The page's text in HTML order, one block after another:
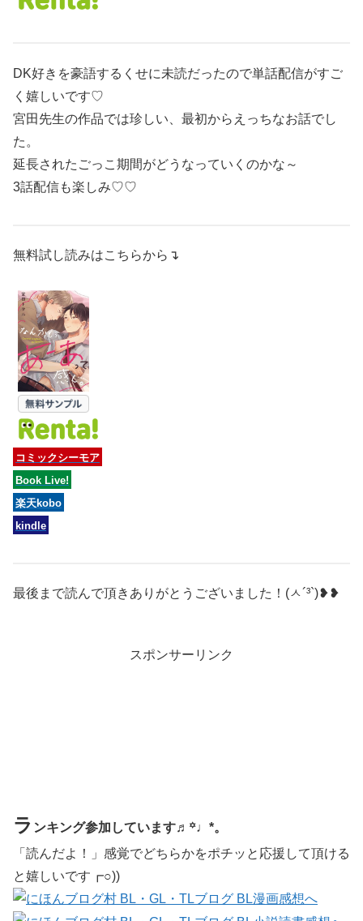
DK好きを豪語するくせに未読だったので単話配信がすご
く嬉しいです♡
宮田先生の作品では珍しい、最初からえっちなお話でし
た。
延長されたごっこ期間がどうなっていくのかな～
3話配信も楽しみ♡♡
無料試し読みはこちらから↴
コミックシーモア
Book Live!
楽天kobo
kindle
最後まで読んで頂きありがとうございました！(ㅅ´³`)❥❥
スポンサーリンク
ラ ンキング参加しています♬꙳♩*。
「読んだよ！」感覚でどちらかをポチッと応援して頂ける
と嬉しいです┏○))